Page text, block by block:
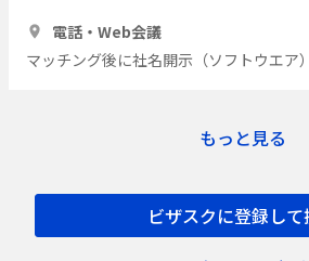
電話・Web会議
マッチング後に社名開示（ソフトウエア）
もっと見る
ビザスクに登録し